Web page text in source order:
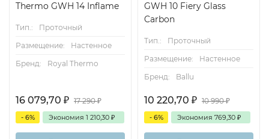
Thermo GWH 14 Inflame
Тип.:
Проточный
Размещение:
Настенное
Бренд:
Royal Thermo
16 079,70 ₽ 17 290₽
- 6% Экономия 1 210,30 ₽
GWH 10 Fiery Glass
Carbon
Тип.:
Проточный
Размещение:
Настенное
Бренд:
Ballu
10 220,70 ₽ 10 990₽
- 6% Экономия 769,30 ₽